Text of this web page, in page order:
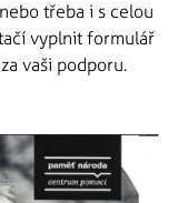
třeba i s celou
vyplnit formulář
vaši podporu.